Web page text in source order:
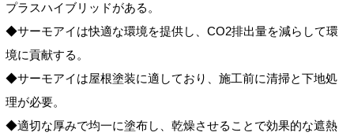
プラスハイブリッドがある。
◆サーモアイは快適な環境を提供し、CO2排出量を減らして環
境に貢献する。
◆サーモアイは屋根塗装に適しており、施工前に清掃と下地処
理が必要。
◆適切な厚みで均一に塗布し、乾燥させることで効果的な遮熱